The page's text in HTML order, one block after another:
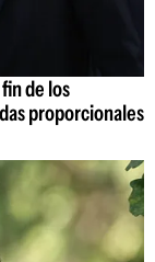
de los
proporcionales